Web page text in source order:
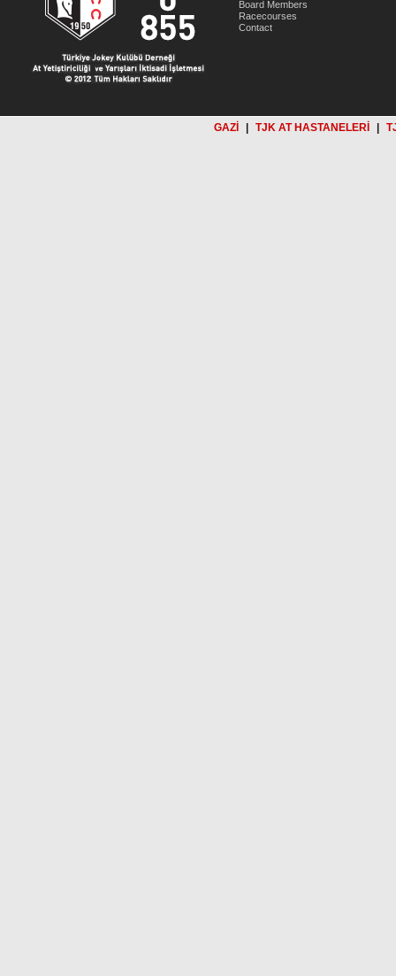
Board Members
Racecourses
Contact
GAZİ TJK AT HASTANELERİ